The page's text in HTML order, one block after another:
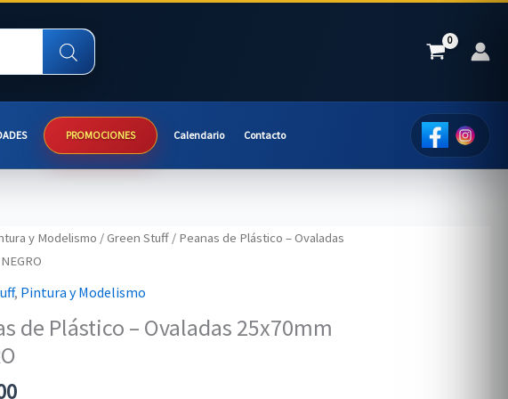
PROMOCIONES Calendario Contacto
y Modelismo /Green Stuff/ Peanas de Plástico – Ovaladas
, Pintura y Modelismo
de Plástico – Ovaladas 25x70mm